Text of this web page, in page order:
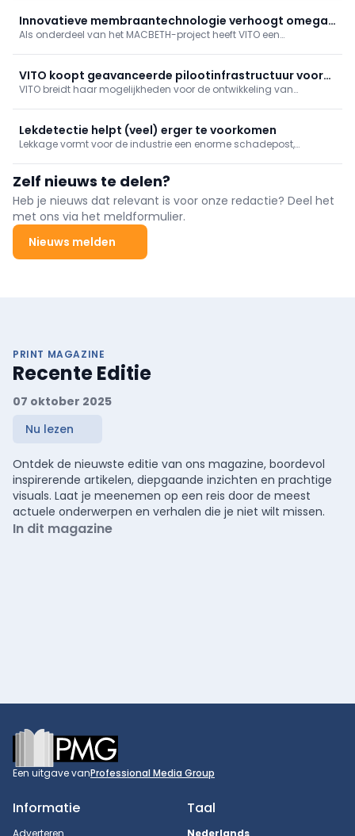
hetzelfde team; oprichter Huib Verboon blijft betrokken. Klanten
merken weinig verandering.
Innovatieve membraantechnologie verhoogt omega
3- en 6-gehalte in visolie
Als onderdeel van het MACBETH-project heeft VITO een
VITO koopt geavanceerde pilootinfrastructuur voor
pervaporatie
VITO breidt haar mogelijkheden voor de ontwikkeling van
pilootinfrastructuur van Deltamen AG.
Lekdetectie helpt (veel) erger te voorkomen
Lekkage vormt voor de industrie een enorme schadepost,
detectie voorkomt veel narigheid wanneer preventie en
beheersing tekortschieten.
Zelf nieuws te delen?
Heb je nieuws dat relevant is voor onze redactie? Deel het
met ons via het meldformulier.
Nieuws melden
PRINT MAGAZINE
Recente Editie
07 oktober 2025
Nu lezen
Ontdek de nieuwste editie van ons magazine, boordevol
inspirerende artikelen, diepgaande inzichten en prachtige
visuals. Laat je meenemen op een reis door de meest
actuele onderwerpen en verhalen die je niet wilt missen.
In dit magazine
Footer
Een uitgave vanProfessional Media Group
Informatie Taal